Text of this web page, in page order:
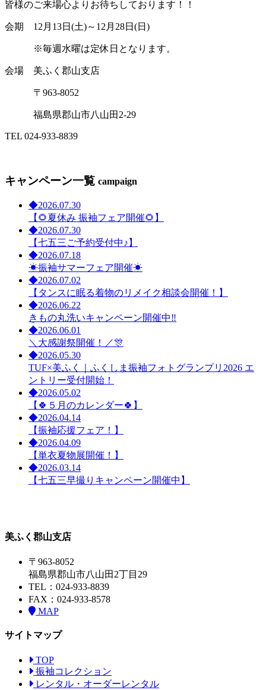
皆様のご来場心よりお待ちしております！！
会期 12月13日(土)～12月28日(日)
※毎週水曜は定休日となります。
会場 美ふく郡山支店
〒963-8052
福島県郡山市八山田2-29
TEL 024-933-8839
キャンペーン一覧 campaign
◆2026.07.30
【🌻夏休み 振袖フェア開催🌻】
◆2026.07.30
【七五三ご予約受付中♪】
◆2026.07.18
☀振袖サマーフェア開催☀
◆2026.07.02
【タンスに眠る着物のリメイク相談会開催！】
◆2026.06.22
きもの丸洗いキャンペーン開催中‼
◆2026.06.01
＼大感謝祭開催！／🎊
◆2026.05.30
TUF×美ふく｜ふくしま振袖フォトグランプリ2026 エ
ントリー受付開始！
◆2026.05.02
【🍀５月のカレンダー🍀】
◆2026.04.14
【振袖応援フェア！】
◆2026.04.09
【単衣夏物展開催！】
◆2026.03.14
【七五三早撮りキャンペーン開催中】
美ふく郡山支店
〒963-8052
福島県郡山市八山田2丁目29
TEL：024-933-8839
FAX：024-933-8578
MAP
サイトマップ
TOP
振袖コレクション
レンタル・オーダーレンタル